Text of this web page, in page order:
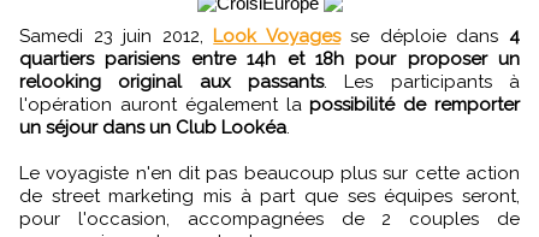
Samedi 23 juin 2012, Look Voyagesse déploie dans4
quartiers parisiens entre 14h et 18h pour proposer un
relooking original aux passants. Les participants à
l'opération auront également lapossibilité de remporter
un séjour dans un Club Lookéa.
Le voyagiste n'en dit pas beaucoup plus sur cette action
de street marketing mis à part que ses équipes seront,
pour l'occasion, accompagnées de 2 couples de